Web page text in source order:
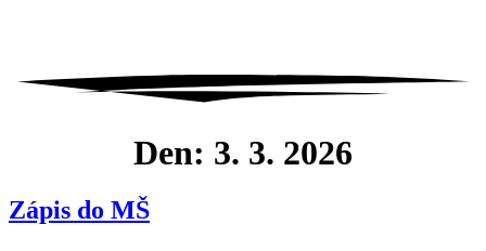
Den: 3. 3. 2026
Zápis do MŠ